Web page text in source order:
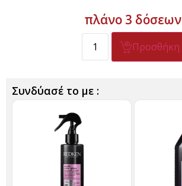
πλάνο 3 δόσεων
Προσθήκη
Συνδύασέ το με :